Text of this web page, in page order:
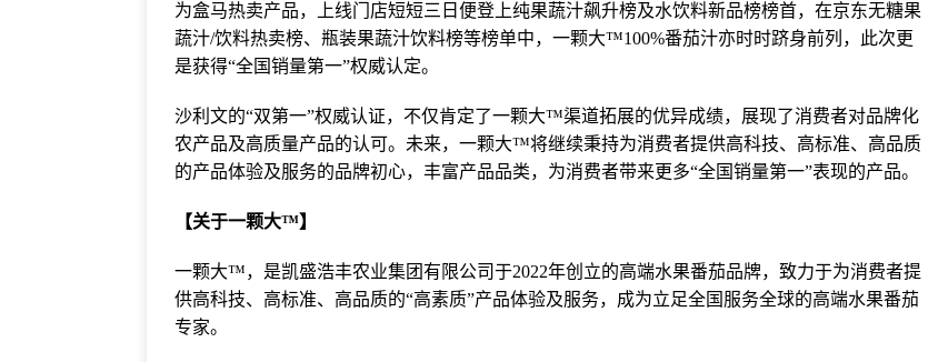
为盒马热卖产品，上线门店短短三日便登上纯果蔬汁飙升榜及水饮料新品榜榜首，在京东无糖果
蔬汁/饮料热卖榜、瓶装果蔬汁饮料榜等榜单中，一颗大™100%番茄汁亦时时跻身前列，此次更
是获得“全国销量第一”权威认定。
沙利文的“双第一”权威认证，不仅肯定了一颗大™渠道拓展的优异成绩，展现了消费者对品牌化
农产品及高质量产品的认可。未来，一颗大™将继续秉持为消费者提供高科技、高标准、高品质
的产品体验及服务的品牌初心，丰富产品品类，为消费者带来更多“全国销量第一”表现的产品。
【关于一颗大™】
一颗大™，是凯盛浩丰农业集团有限公司于2022年创立的高端水果番茄品牌，致力于为消费者提
供高科技、高标准、高品质的“高素质”产品体验及服务，成为立足全国服务全球的高端水果番茄
专家。